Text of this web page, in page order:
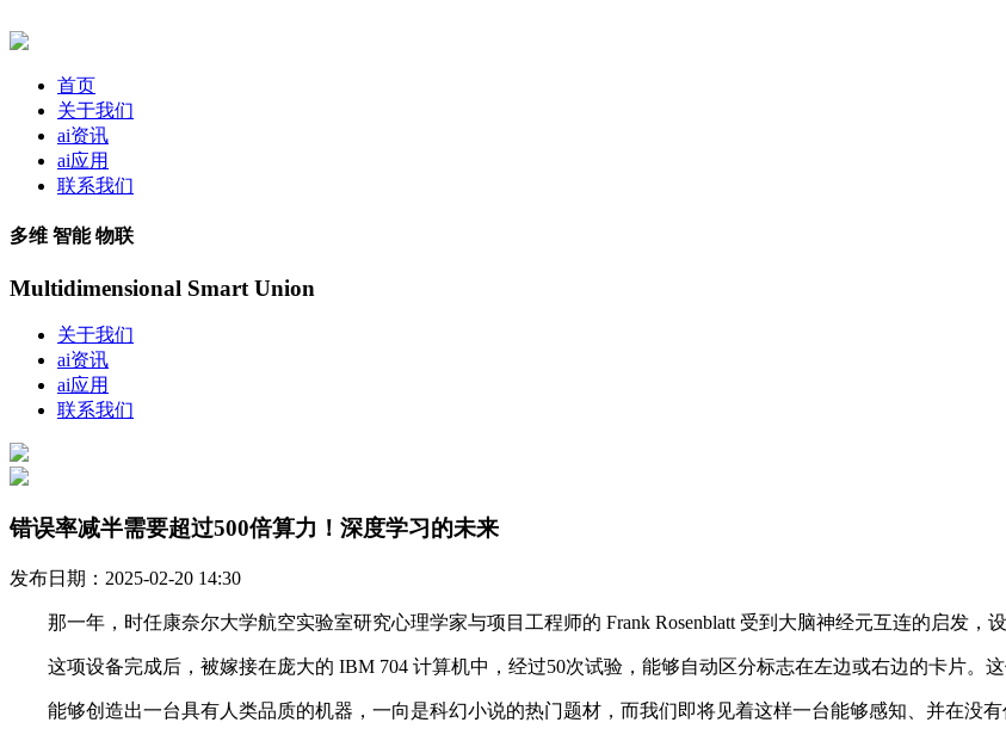
首页
关于我们
ai资讯
ai应用
联系我们
多维 智能 物联
Multidimensional Smart Union
关于我们
ai资讯
ai应用
联系我们
错误率减半需要超过500倍算力！深度学习的未来
发布日期：2025-02-20 14:30
那一年，时任康奈尔大学航空实验室研究心理学家与项目工程师的 Frank Rosenblatt 受到大脑神经元互连的启发，
这项设备完成后，被嫁接在庞大的 IBM 704 计算机中，经过50次试验，能够自动区分标志在左边或右边的卡片。这
能够创造出一台具有人类品质的机器，一向是科幻小说的热门题材，而我们即将见着这样一台能够感知、并在没有